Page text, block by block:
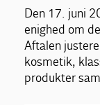
Den 17. juni
enighed om
Aftalen
kosmetik,
produkter